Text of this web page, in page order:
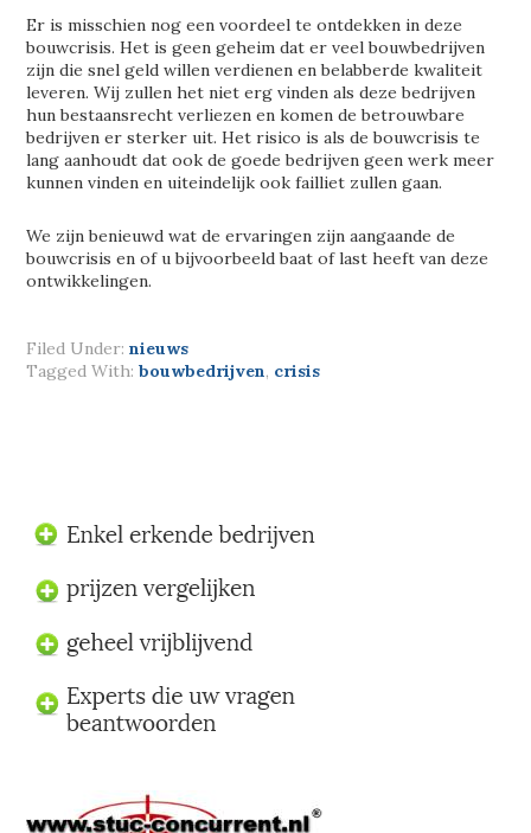
Er is misschien nog een voordeel te ontdekken in deze
bouwcrisis. Het is geen geheim dat er veel bouwbedrijven
zijn die snel geld willen verdienen en belabberde kwaliteit
leveren. Wij zullen het niet erg vinden als deze bedrijven
hun bestaansrecht verliezen en komen de betrouwbare
bedrijven er sterker uit. Het risico is als de bouwcrisis te
lang aanhoudt dat ook de goede bedrijven geen werk meer
kunnen vinden en uiteindelijk ook failliet zullen gaan.
We zijn benieuwd wat de ervaringen zijn aangaande de
bouwcrisis en of u bijvoorbeeld baat of last heeft van deze
ontwikkelingen.
Filed Under:nieuws
Tagged With:bouwbedrijven, crisis